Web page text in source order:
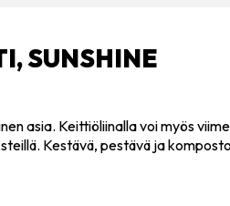
SUNSHINE
asia. Keittiöliinalla voi myös
Kestävä, pestävä ja